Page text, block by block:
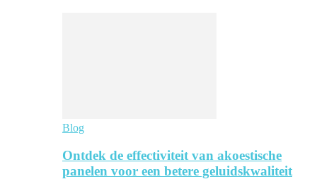
Blog
Ontdek de effectiviteit van akoestische
panelen voor een betere geluidskwaliteit